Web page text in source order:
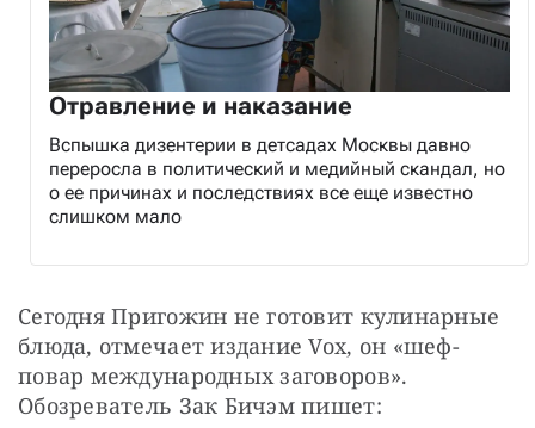
Отравление и наказание
Вспышка дизентерии в детсадах Москвы давно
переросла в политический и медийный скандал, но
о ее причинах и последствиях все еще известно
слишком мало
Сегодня Пригожин не готовит кулинарные
блюда, отмечает издание Vox, он «шеф-
повар международных заговоров».
Обозреватель Зак Бичэм пишет: